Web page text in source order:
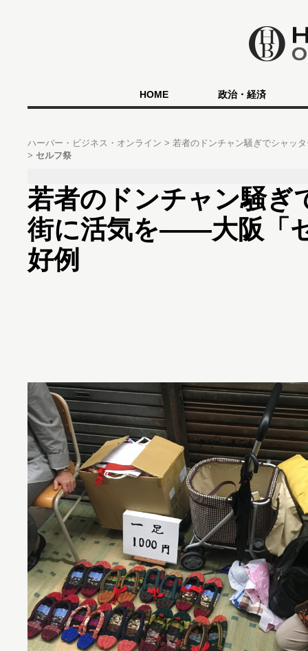
HOME 政治・経済
ハーバー・ビジネス・オンライン
若者のドンチャン騒ぎでシャッ
セルフ祭
若者のドンチャン騒ぎ
街に活気を――大阪「
好例